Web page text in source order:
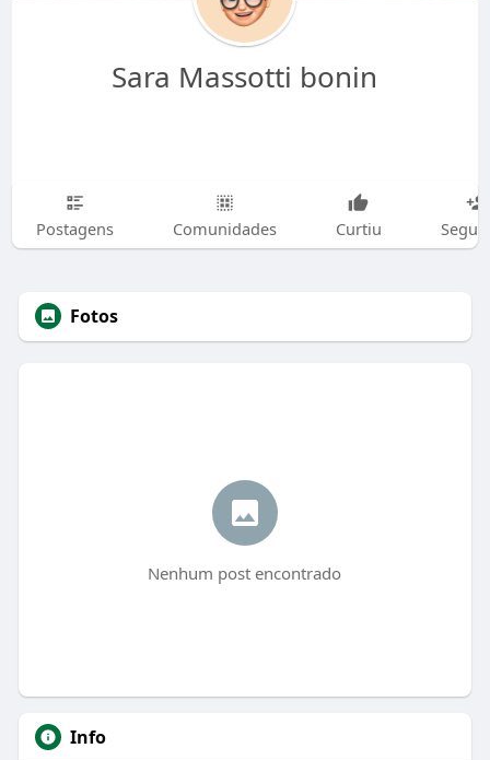
Sara Massotti bonin
Postagens Comunidades Curtiu
Fotos
Nenhum post encontrado
Info